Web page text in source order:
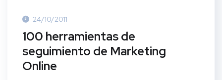
24/10/2011
100 herramientas de
seguimiento de Marketing
Online